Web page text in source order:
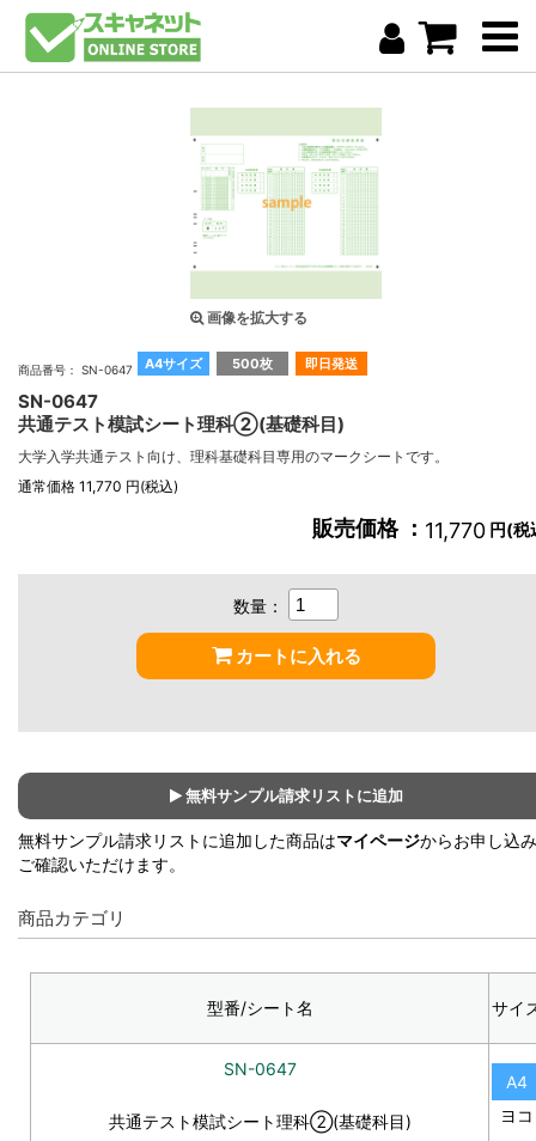
画像を拡大する
A4サイズ 500枚 即日発送
商品番号： SN-0647
SN-0647
共通テスト模試シート理科②(基礎科目)
大学入学共通テスト向け、理科基礎科目専用のマークシートです。
通常価格 11,770 円(税込)
販売価格 ： 11,770 円(税
数量：
カートに入れる
無料サンプル請求リストに追加
無料サンプル請求リストに追加した商品はマイページからお申し込
ご確認いただけます。
商品カテゴリ
型番/シート名 サイ
SN-0647
共通テスト模試シート理科②(基礎科目)
A4
ヨコ